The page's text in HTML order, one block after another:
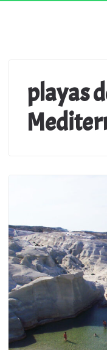
playas